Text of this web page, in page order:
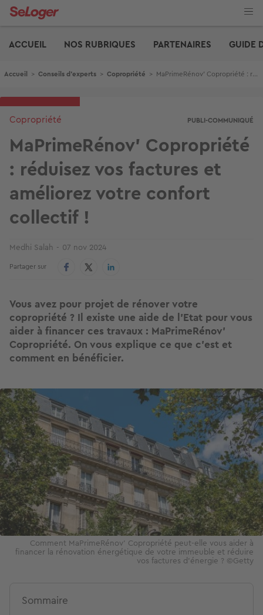
Aller
ACCUEIL
NOS RUBRIQUES PARTENAIRES GUIDE
Fil d'Ariane
Accueil > Conseils d'experts > Copropriété > MaPrimeRénov' Copropriété : réduisez vos factures et améliorez votre confort collectif !
PUBLI-COMMUNIQUÉ
Copropriété
MaPrimeRénov' Copropriété
: réduisez vos factures et
améliorez votre confort
collectif !
Medhi Salah 07 nov 2024
Partager sur
Vous avez pour projet de rénover votre
copropriété ? Il existe une aide de l’Etat pour vous
aider à financer ces travaux : MaPrimeRénov’
Copropriété. On vous explique ce que c’est et
comment en bénéficier.
Image
Comment MaPrimeRénov' Copropriété peut-elle vous aider à
financer la rénovation énergétique de votre immeuble et réduire
vos factures d'énergie ? ©Getty
Sommaire